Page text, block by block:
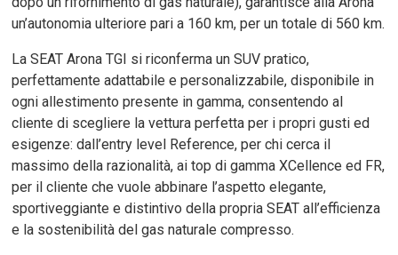
un’autonomia ulteriore pari a 160 km, per un totale di 560 km.
La SEAT Arona TGI si riconferma un SUV pratico,
perfettamente adattabile e personalizzabile, disponibile in
ogni allestimento presente in gamma, consentendo al
cliente di scegliere la vettura perfetta per i propri gusti ed
esigenze: dall’entry level Reference, per chi cerca il
massimo della razionalità, ai top di gamma XCellence ed FR,
per il cliente che vuole abbinare l’aspetto elegante,
sportiveggiante e distintivo della propria SEAT all’efficienza
e la sostenibilità del gas naturale compresso.